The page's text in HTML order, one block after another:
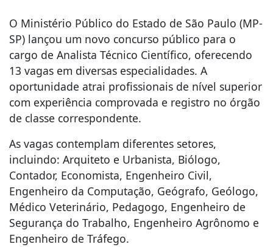
O Ministério Público do Estado de São Paulo (MP-
SP) lançou um novo concurso público para o
cargo de Analista Técnico Científico, oferecendo
13 vagas em diversas especialidades. A
oportunidade atrai profissionais de nível superior
com experiência comprovada e registro no órgão
de classe correspondente.
As vagas contemplam diferentes setores,
incluindo: Arquiteto e Urbanista, Biólogo,
Contador, Economista, Engenheiro Civil,
Engenheiro da Computação, Geógrafo, Geólogo,
Médico Veterinário, Pedagogo, Engenheiro de
Segurança do Trabalho, Engenheiro Agrônomo e
Engenheiro de Tráfego.